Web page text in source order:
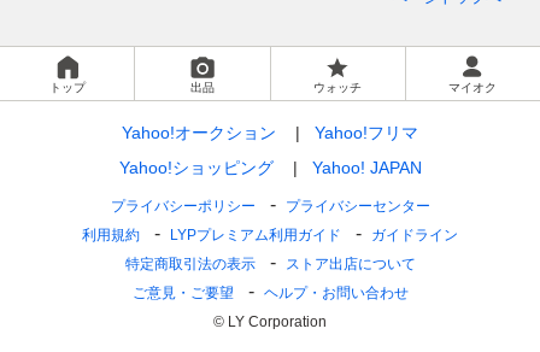
トップ 出品 ウォッチ マイオク
Yahoo!オークション
Yahoo!フリマ
Yahoo!ショッピング
Yahoo! JAPAN
プライバシーポリシー
プライバシーセンター
利用規約
LYPプレミアム利用ガイド
ガイドライン
特定商取引法の表示
ストア出店について
ご意見・ご要望
ヘルプ・お問い合わせ
© LY Corporation